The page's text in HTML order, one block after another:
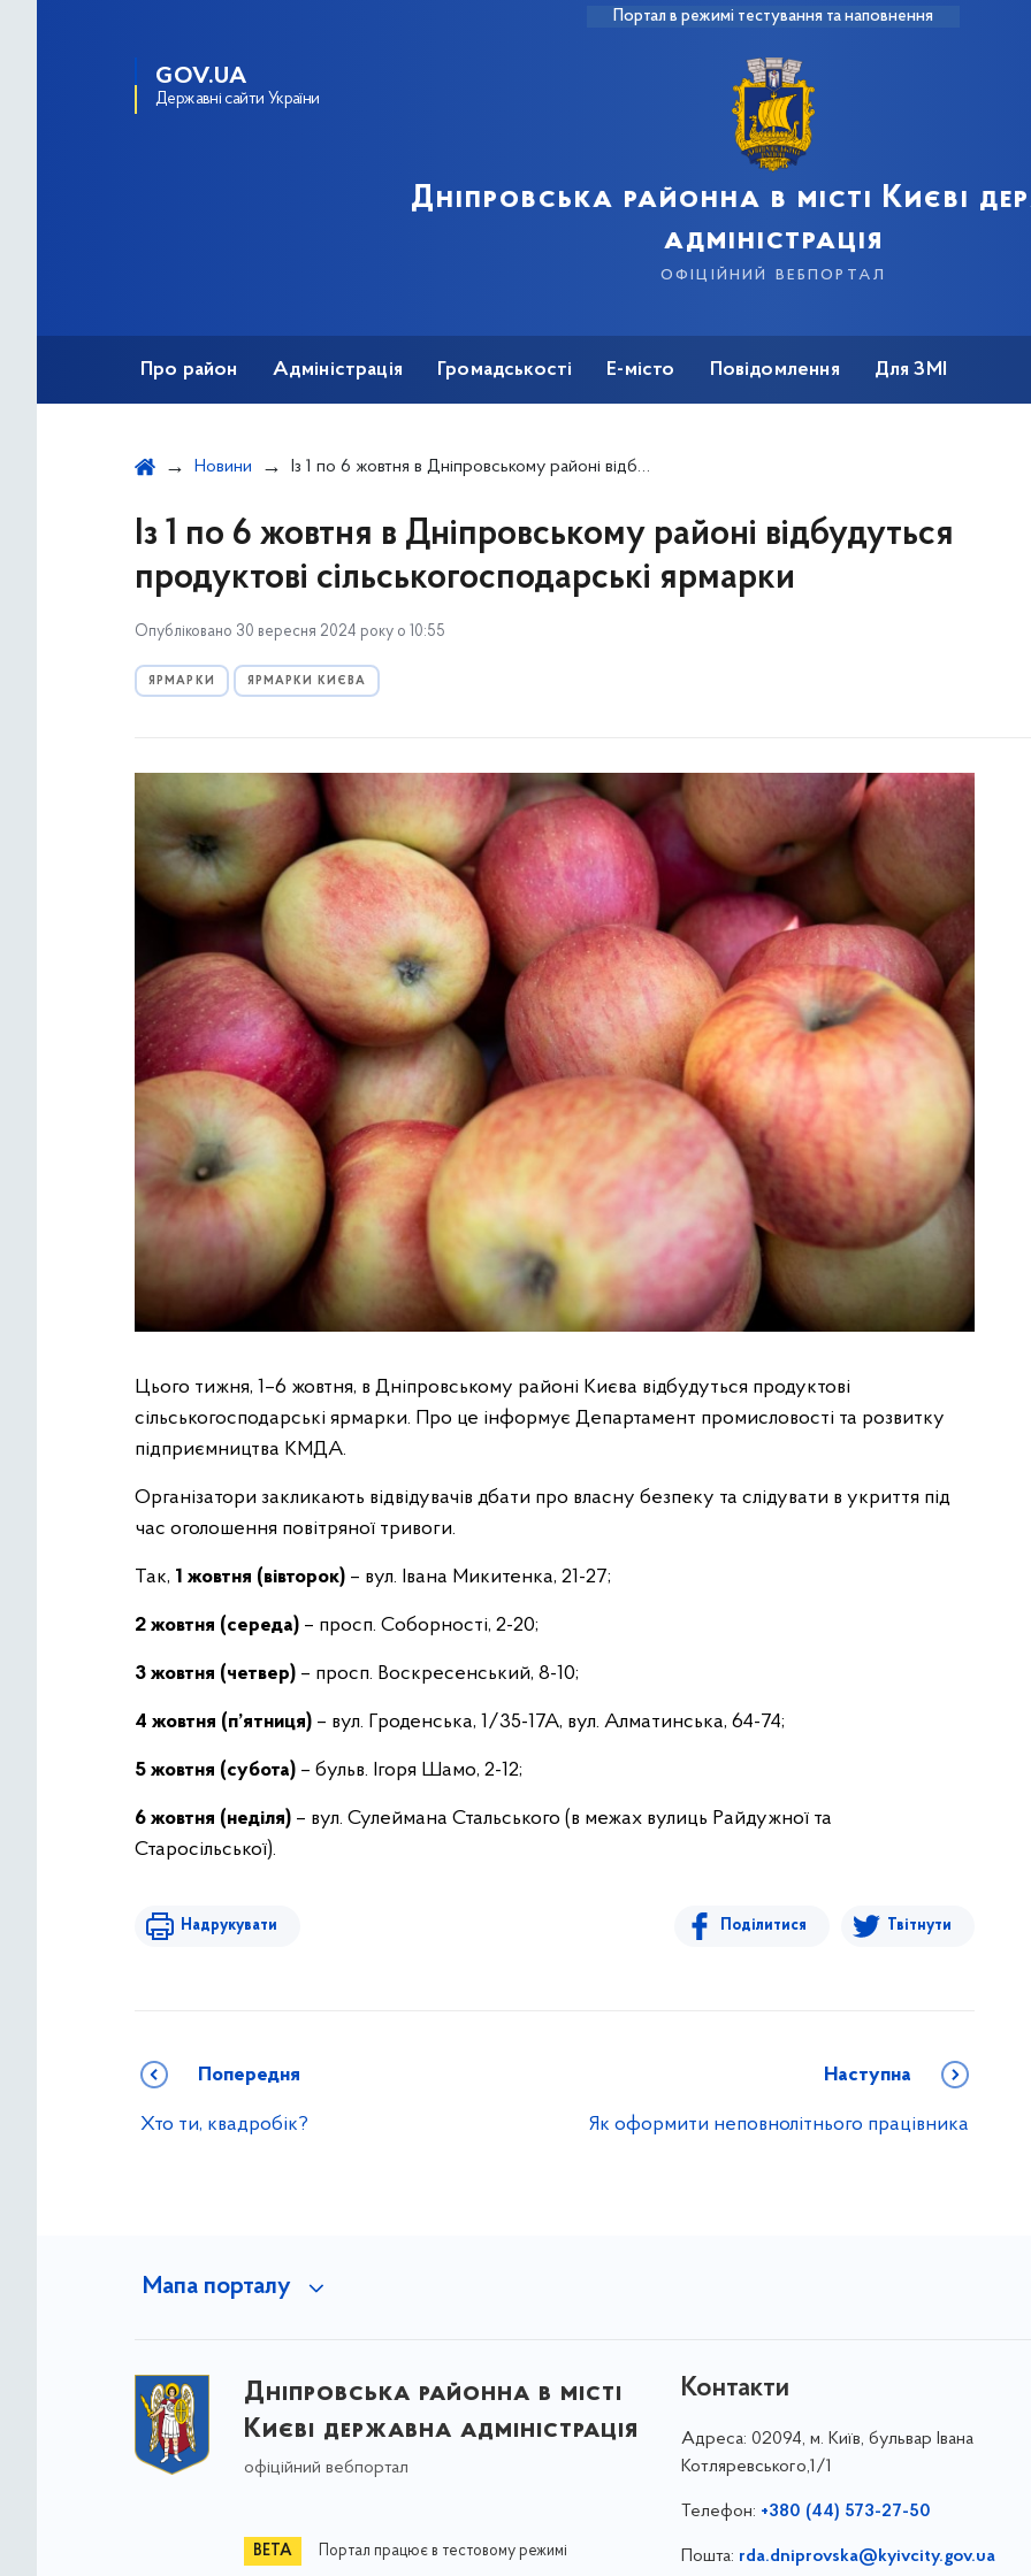
Портал в режимі тестування та наповнення
GOV.UA
Державні сайти України
Дніпровська районна в місті Києві
адміністрація
офіційний вебпортал
Про район Адміністрація Громадськості Е-місто Повідомлення Для ЗМІ
Новини Із 1 по 6 жовтня в Дніпровському районі відбудуться продуктові сільськогосподарські ярмарки
Із 1 по 6 жовтня в Дніпровському районі відбудуться
продуктові сільськогосподарські ярмарки
Опубліковано 30 вересня 2024 року о 10:55
ЯРМАРКИ ЯРМАРКИ КИЄВА
Цього тижня, 1–6 жовтня, в Дніпровському районі Києва відбудуться продуктові
сільськогосподарські ярмарки. Про це інформує Департамент промисловості та розвитку
підприємництва КМДА.
Організатори закликають відвідувачів дбати про власну безпеку та слідувати в укриття під
час оголошення повітряної тривоги.
Так, 1 жовтня (вівторок) – вул. Івана Микитенка, 21-27;
2 жовтня (середа) – просп. Соборності, 2-20;
3 жовтня (четвер) – просп. Воскресенський, 8-10;
4 жовтня (п’ятниця) – вул. Гроденська, 1/35-17А, вул. Алматинська, 64-74;
5 жовтня (субота) – бульв. Ігоря Шамо, 2-12;
6 жовтня (неділя) – вул. Сулеймана Стальського (в межах вулиць Райдужної та
Старосільської).
Надрукувати Поділитися Твітнути
Попередня
Хто ти, квадробік?
Наступна
Як оформити неповнолітнього працівника
Мапа порталу
Дніпровська районна в місті
Києві державна адміністрація
офіційний вебпортал
Портал працює в тестовому режимі
Контакти
Адреса: 02094, м. Київ, бульвар Івана
Котляревського,1/1
Телефон: +380 (44) 573-27-50
Пошта: rda.dniprovska@kyivcity.gov.ua